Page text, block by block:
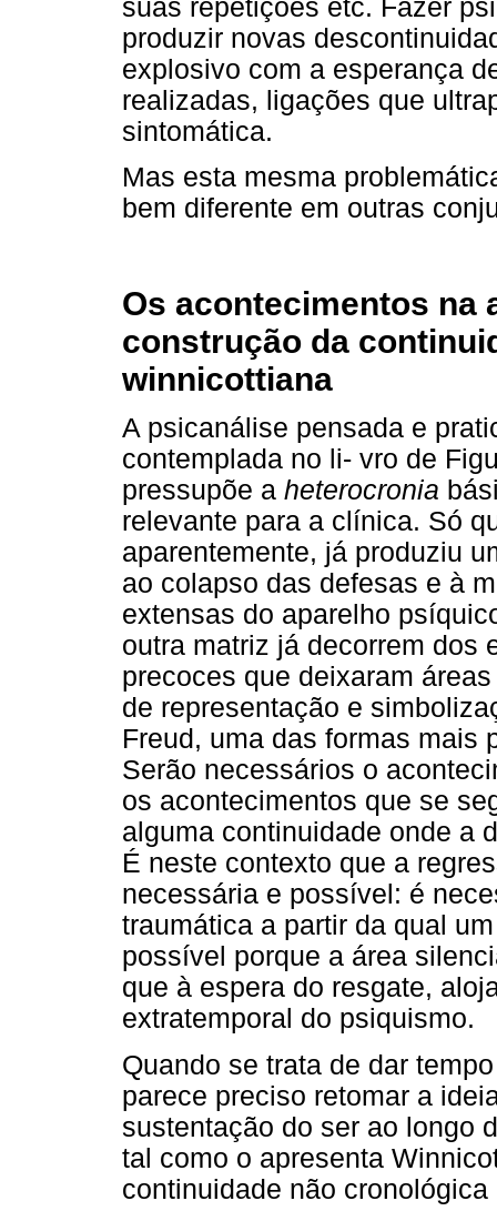
suas repetições etc. Fazer
produzir novas
explosivo com a esperança
realizadas, ligações que
sintomática.
Mas esta mesma
bem diferente em outras
Os acontecimentos na
construção da
winnicottiana
A psicanálise pensada e
contemplada no li- vro de
pressupõe a heterocronia
relevante para a clínica. Só
aparentemente, já produziu
ao colapso das defesas e à
extensas do aparelho
outra matriz já decorrem dos
precoces que deixaram
de representação e
Freud, uma das formas mais
Serão necessários o
os acontecimentos que se
alguma continuidade onde a
É neste contexto que a
necessária e possível: é
traumática a partir da qual
possível porque a área
que à espera do resgate,
extratemporal do psiquismo.
Quando se trata de dar
parece preciso retomar a
sustentação do ser ao longo
tal como o apresenta
continuidade não